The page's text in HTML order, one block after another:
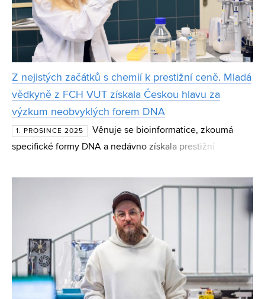
Z nejistých začátků s chemií k prestižní ceně. Mladá
vědkyně z FCH VUT získala Českou hlavu za
výzkum neobvyklých forem DNA
1. PROSINCE 2025
Věnuje se bioinformatice, zkoumá
specifické formy DNA a nedávno získala prestižní
Dobrovolná působí na Fakultě chemické Vysokého učení